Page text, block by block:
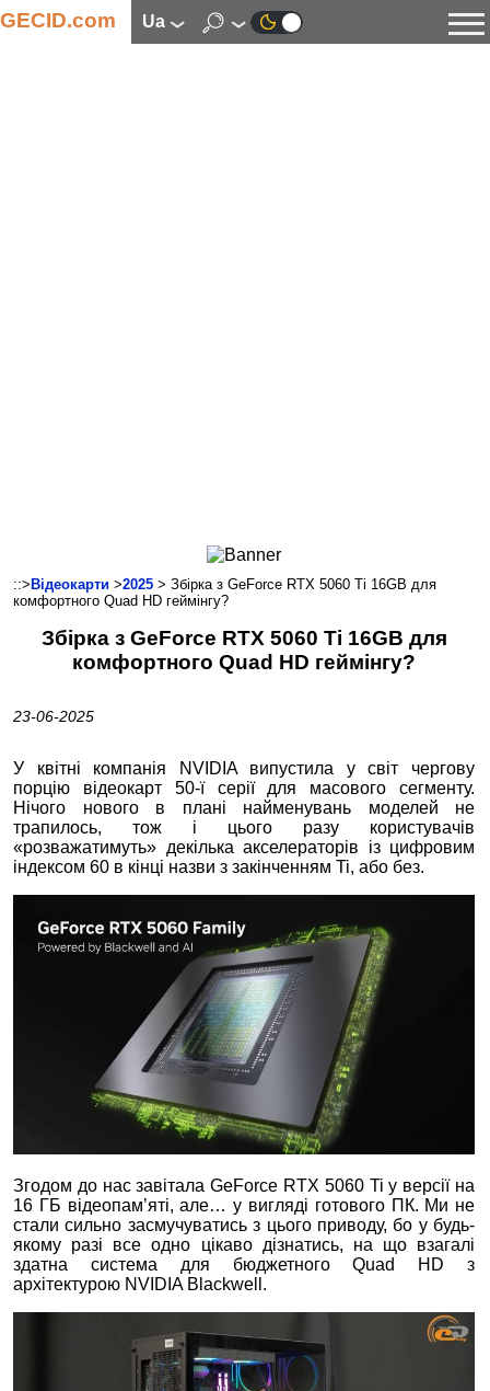
GECID.com ua
Смартфони
Комунікації
Периферія
Автоелектроніка
Програмне забезпечення
::> Відеокарти >2025 > Збірка з GeForce RTX 5060 Ti 16GB для
комфортного Quad HD геймінгу?
Збірка з GeForce RTX 5060 Ti 16GB для
комфортного Quad HD геймінгу?
23-06-2025
У квітні компанія NVIDIA випустила у світ чергову
порцію відеокарт 50-ї серії для масового сегменту.
Нічого нового в плані найменувань моделей не
трапилось, тож і цього разу користувачів
«розважатимуть» декілька акселераторів із цифровим
індексом 60 в кінці назви з закінченням Ti, або без.
Згодом до нас завітала GeForce RTX 5060 Ti у версії на
16 ГБ відеопам’яті, але… у вигляді готового ПК. Ми не
стали сильно засмучуватись з цього приводу, бо у будь-
якому разі все одно цікаво дізнатись, на що взагалі
здатна система для бюджетного Quad HD з
архітектурою NVIDIA Blackwell.